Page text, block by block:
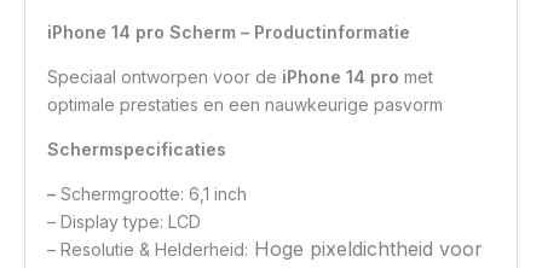
iPhone 14 pro Scherm – Productinformatie
Speciaal ontworpen voor de iPhone 14 promet
optimale prestaties en een nauwkeurige pasvorm
Schermspecificaties
– Schermgrootte: 6,1 inch
– Display type: LCD
– Resolutie & Helderheid: Hoge pixeldichtheid voor